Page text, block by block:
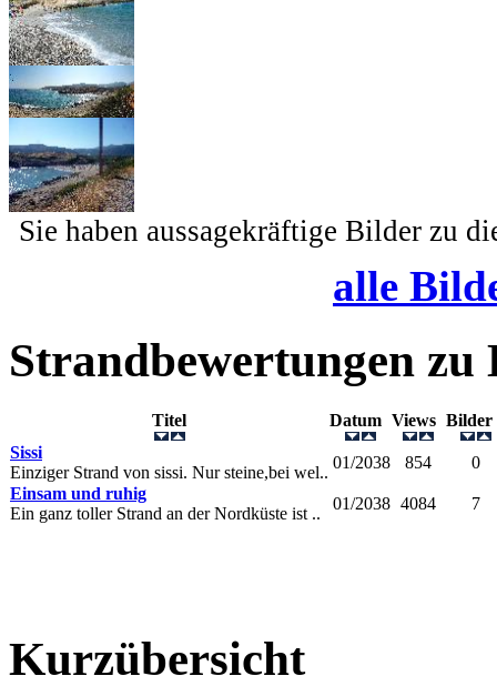
Sie haben aussagekräftige Bilder zu
alle
Strandbewertungen zu
Titel Datum Views
Sissi
Einziger Strand von sissi. Nur steine,bei wel..
01/2038 854
0
Einsam und ruhig
Ein ganz toller Strand an der Nordküste ist ..
01/2038 4084 7
Kurzübersicht